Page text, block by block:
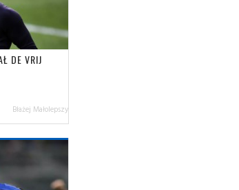
DE VRIJ
Błażej Małolepszy